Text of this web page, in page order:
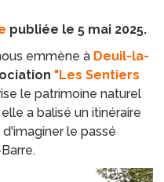
publiée le 5 mai 2025.
emmène à Deuil-la-
"Les Sentiers
le patrimoine naturel
a balisé un itinéraire
le passé